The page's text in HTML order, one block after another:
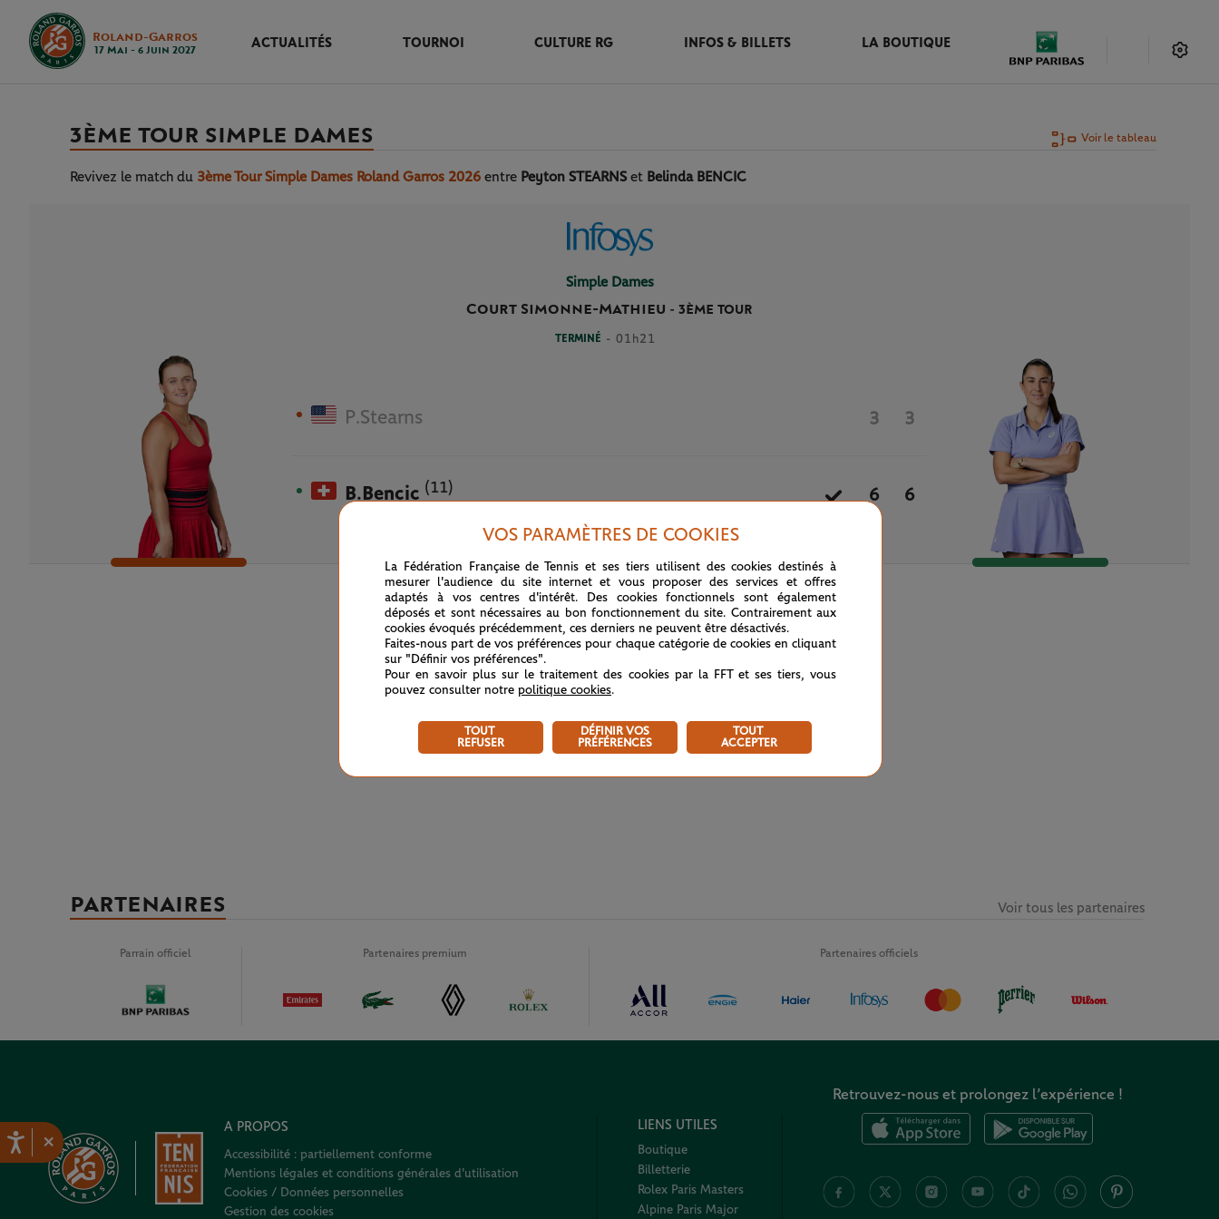
×
Roland-Garros
17 Mai - 6 Juin 2027
ACTUALITÉS TOURNOI CULTURE RG INFOS & BILLETS LA BOUTIQUE
3ÈME TOUR SIMPLE DAMES Voir le tableau
Revivez le match du 3ème Tour Simple Dames Roland Garros 2026 entre Peyton STEARNS et Belinda BENCIC
Simple Dames
Court Simonne-Mathieu - 3ÈME TOUR
TERMINÉ - 01h21
P.Stearns 3 3
B.Bencic (11) 6 6
29 MAI 2026
PARTENAIRES
Parrain officiel Partenaires premium Partenaires officiels
Voir tous les partenaires
A PROPOS
Accessibilité : partiellement conforme
Mentions légales et conditions générales d'utilisation
Cookies / Données personnelles
Gestion des cookies
LIENS UTILES
Boutique
Billetterie
Rolex Paris Masters
Alpine Paris Major
Retrouvez-nous et prolongez l’expérience !
VOS PARAMÈTRES DE COOKIES
La Fédération Française de Tennis et ses tiers utilisent des cookies destinés à
mesurer l'audience du site internet et vous proposer des services et offres
adaptés à vos centres d'intérêt. Des cookies fonctionnels sont également
déposés et sont nécessaires au bon fonctionnement du site. Contrairement aux
cookies évoqués précédemment, ces derniers ne peuvent être désactivés.
Faites-nous part de vos préférences pour chaque catégorie de cookies en cliquant
sur "Définir vos préférences".
Pour en savoir plus sur le traitement des cookies par la FFT et ses tiers, vous
pouvez consulter notre politique cookies.
TOUT
REFUSER
DÉFINIR VOS
PRÉFÉRENCES
TOUT
ACCEPTER